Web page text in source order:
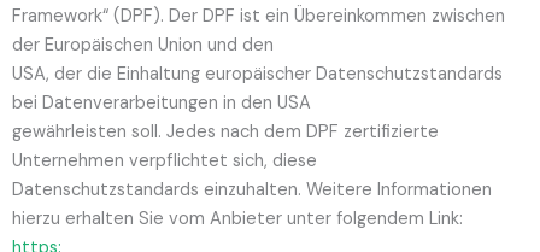
Framework“ (DPF). Der DPF ist ein Übereinkommen zwischen
der Europäischen Union und den
USA, der die Einhaltung europäischer Datenschutzstandards
bei Datenverarbeitungen in den USA
gewährleisten soll. Jedes nach dem DPF zertifizierte
Unternehmen verpflichtet sich, diese
Datenschutzstandards einzuhalten. Weitere Informationen
hierzu erhalten Sie vom Anbieter unter folgendem Link: